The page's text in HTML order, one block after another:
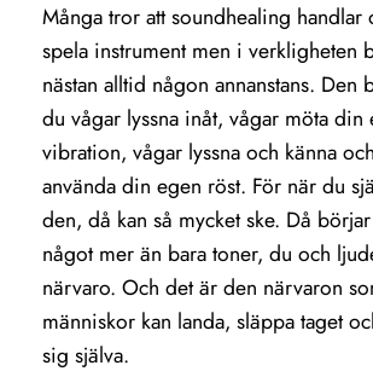
Många tror att soundhealing handlar
spela instrument men i verkligheten
nästan alltid någon annanstans. Den
du vågar lyssna inåt, vågar möta din
vibration, vågar lyssna och känna
använda din egen röst. För när du
den, då kan så mycket ske. Då
något mer än bara toner, du och
närvaro. Och det är den närvaron
människor kan landa, släppa taget
sig själva.